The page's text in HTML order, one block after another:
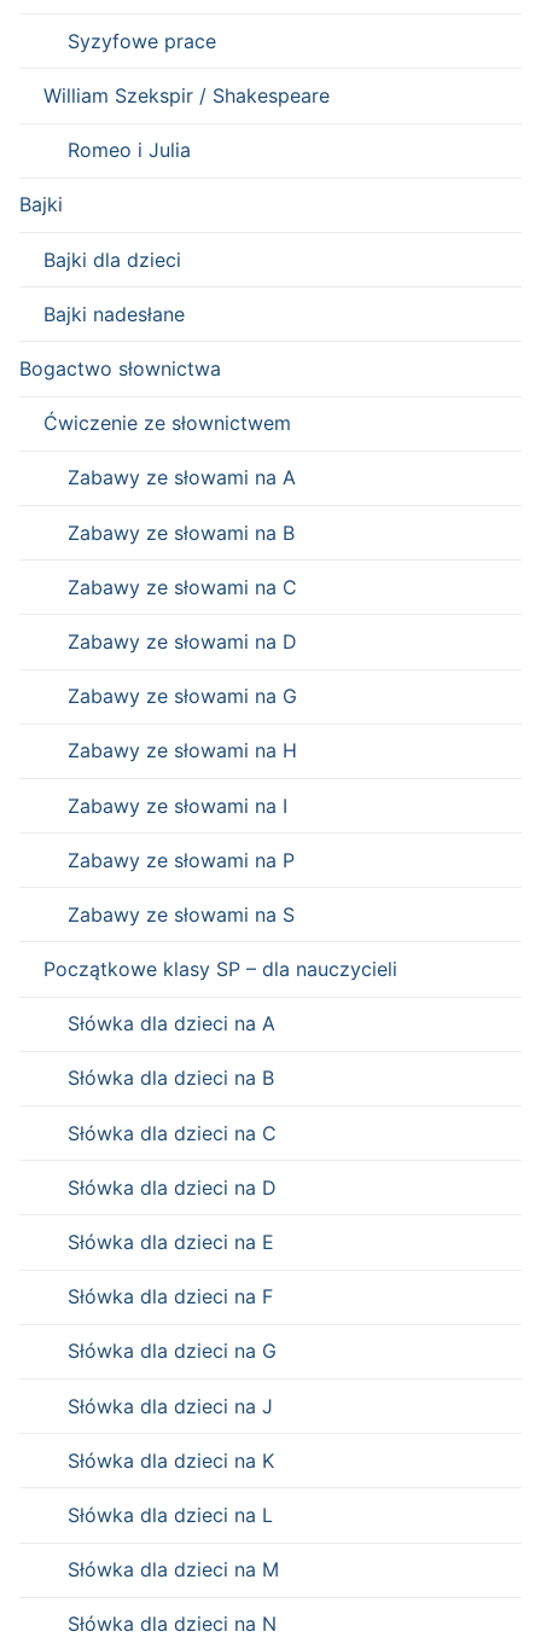
Syzyfowe prace
William Szekspir / Shakespeare
Romeo i Julia
Bajki
Bajki dla dzieci
Bajki nadesłane
Bogactwo słownictwa
Ćwiczenie ze słownictwem
Zabawy ze słowami na A
Zabawy ze słowami na B
Zabawy ze słowami na C
Zabawy ze słowami na D
Zabawy ze słowami na G
Zabawy ze słowami na H
Zabawy ze słowami na I
Zabawy ze słowami na P
Zabawy ze słowami na S
Początkowe klasy SP – dla nauczycieli
Słówka dla dzieci na A
Słówka dla dzieci na B
Słówka dla dzieci na C
Słówka dla dzieci na D
Słówka dla dzieci na E
Słówka dla dzieci na F
Słówka dla dzieci na G
Słówka dla dzieci na J
Słówka dla dzieci na K
Słówka dla dzieci na L
Słówka dla dzieci na M
Słówka dla dzieci na N